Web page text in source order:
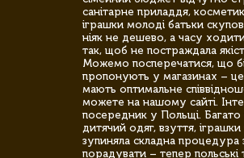
санітарне приладдя,
іграшки молоді батьки
ніяк не дешево, а часу
так, щоб не постраждала
Можемо посперечатися, що
пропонують у магазинах – це
мають оптимальне
можете на нашому сайті.
посередник у Польщі.
дитячий одяг, взуття,
зупиняла складна процедура
порадувати – тепер польські